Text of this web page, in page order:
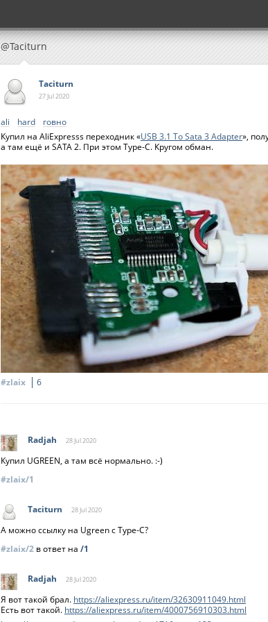
@Taciturn
Taciturn
27 Jul2020
ali hard
говно
Купил на AliExpresss переходник «USB 3.1 To Sata 3 Adapter»,
а там ещё и SATA 2. При этом Type-C. Кругом обман.
#zlaix 6
Radjah 28 Jul2020
Купил UGREEN, а там всё нормально. :-)
#zlaix/1
Taciturn 28 Jul2020
А можно ссылку на Ugreen с Type-C?
#zlaix/2 в ответ на /1
Radjah 28 Jul2020
Я вот такой брал. https://aliexpress.ru/item/32630911049.html
Есть вот такой. https://aliexpress.ru/item/4000756910303.html